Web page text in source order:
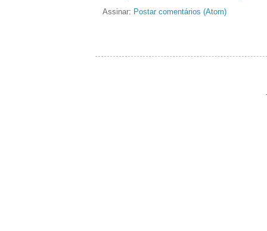
Assinar: Postar comentários (Atom)